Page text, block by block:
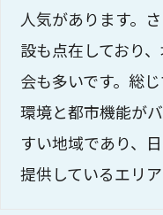
人気があります。
設も点在しており
会も多いです。総
環境と都市機能が
すい地域であり、
提供しているエリア